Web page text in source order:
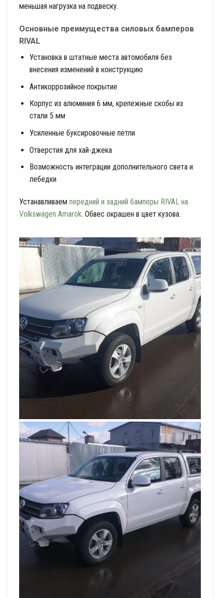
меньшая нагрузка на подвеску.
Основные преимущества силовых бамперов
RIVAL
Установка в штатные места автомобиля без
внесения изменений в конструкцию
Антикоррозийное покрытие
Корпус из алюминия 6 мм, крепежные скобы из
стали 5 мм
Усиленные буксировочные петли
Отверстия для хай-джека
Возможность интеграции дополнительного света и
лебедки
Устанавливаем передний и задний бамперы RIVAL на
Volkswagen Amarok. Обвес окрашен в цвет кузова.